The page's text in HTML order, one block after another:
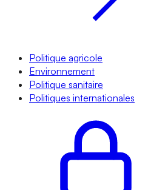
Politique agricole
Environnement
Politique sanitaire
Politiques internationales